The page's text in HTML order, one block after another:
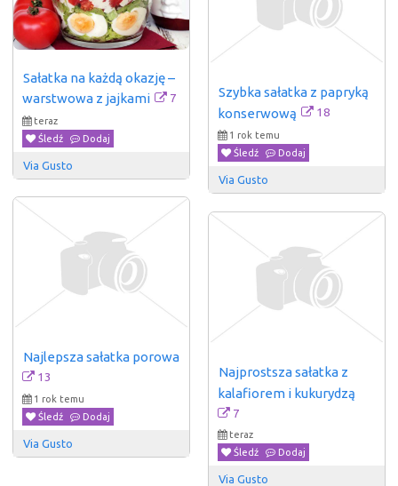
Sałatka na każdą okazję –
warstwowa z jajkami
7
teraz
Śledź
Dodaj
Via Gusto
Szybka sałatka z papryką
konserwową
18
1 rok temu
Śledź
Dodaj
Via Gusto
Najlepsza sałatka porowa
13
1 rok temu
Śledź
Dodaj
Via Gusto
Najprostsza sałatka z
kalafiorem i kukurydzą
7
teraz
Śledź
Dodaj
Via Gusto